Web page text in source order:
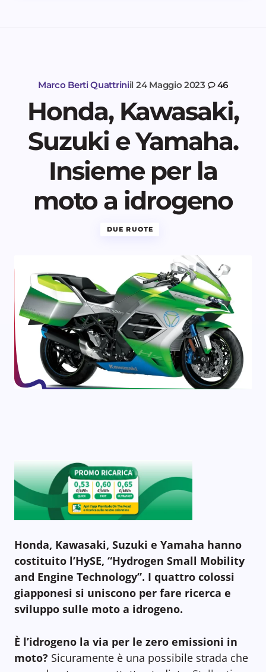
Marco Berti Quattriniil 24 Maggio 2023 46
Honda, Kawasaki,
Suzuki e Yamaha.
Insieme per la
moto a idrogeno
DUE RUOTE
Honda, Kawasaki, Suzuki e Yamaha hanno
costituito l’HySE, “Hydrogen Small Mobility
and Engine Technology”. I quattro colossi
giapponesi si uniscono per fare ricerca e
sviluppo sulle moto a idrogeno.
È l’idrogeno la via per le zero emissioni in
moto? Sicuramente è una possibile strada che